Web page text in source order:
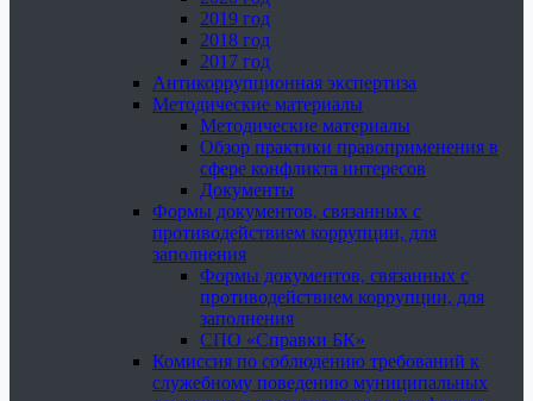
2019 год
2018 год
2017 год
Антикоррупционная экспертиза
Методические материалы
Методические материалы
Обзор практики правоприменения в
сфере конфликта интересов
Документы
Формы документов, связанных с
противодействием коррупции, для
заполнения
Формы документов, связанных с
противодействием коррупции, для
заполнения
СПО «Справки БК»
Комиссия по соблюдению требований к
служебному поведению муниципальных